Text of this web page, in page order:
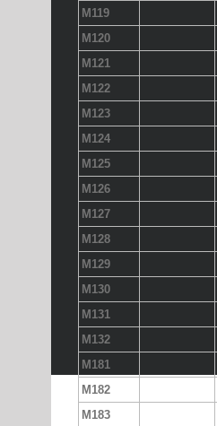
M119
M120
M121
M122
M123
M124
M125
M126
M127
M128
M129
M130
M131
M132
M181
M182
M183